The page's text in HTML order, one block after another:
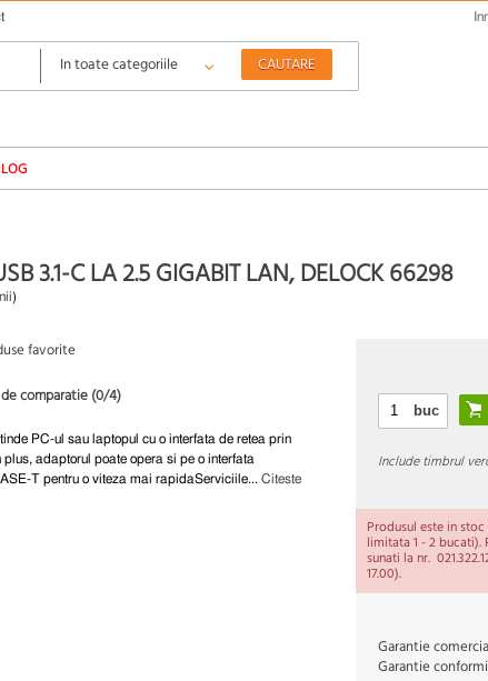
3.1-C LA 2.5 GIGABIT LAN, DELOCK 66298
)
favorite
comparatie (0/4)
PC-ul sau laptopul cu o interfata de retea prin
adaptorul poate opera si pe o interfata
T pentru o viteza mai rapidaServiciile... Citeste
buc
Include timbrul
Produsul este in
limitata 1 - 2
sunati la nr.
17.00).
Garantie
Garantie